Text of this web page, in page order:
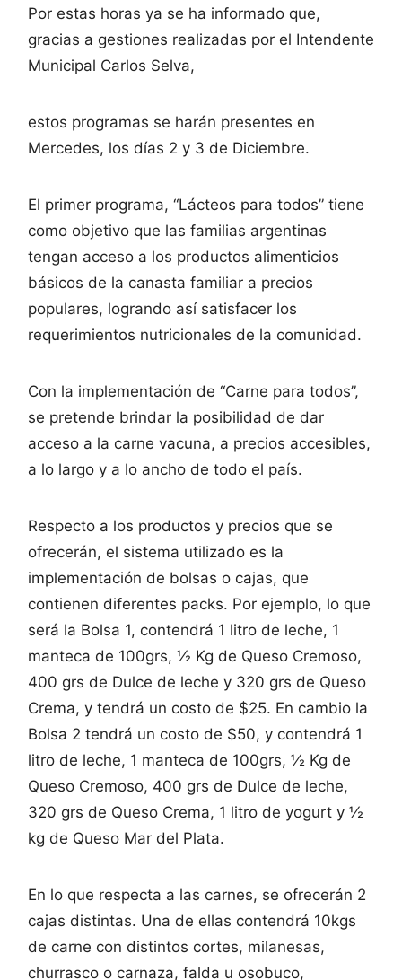
Por estas horas ya se ha informado que,
gracias a gestiones realizadas por el Intendente
Municipal Carlos Selva,
estos programas se harán presentes en
Mercedes, los días 2 y 3 de Diciembre.
El primer programa, “Lácteos para todos” tiene
como objetivo que las familias argentinas
tengan acceso a los productos alimenticios
básicos de la canasta familiar a precios
populares, logrando así satisfacer los
requerimientos nutricionales de la comunidad.
Con la implementación de “Carne para todos”,
se pretende brindar la posibilidad de dar
acceso a la carne vacuna, a precios accesibles,
a lo largo y a lo ancho de todo el país.
Respecto a los productos y precios que se
ofrecerán, el sistema utilizado es la
implementación de bolsas o cajas, que
contienen diferentes packs. Por ejemplo, lo que
será la Bolsa 1, contendrá 1 litro de leche, 1
manteca de 100grs, ½ Kg de Queso Cremoso,
400 grs de Dulce de leche y 320 grs de Queso
Crema, y tendrá un costo de $25. En cambio la
Bolsa 2 tendrá un costo de $50, y contendrá 1
litro de leche, 1 manteca de 100grs, ½ Kg de
Queso Cremoso, 400 grs de Dulce de leche,
320 grs de Queso Crema, 1 litro de yogurt y ½
kg de Queso Mar del Plata.
En lo que respecta a las carnes, se ofrecerán 2
cajas distintas. Una de ellas contendrá 10kgs
de carne con distintos cortes, milanesas,
churrasco o carnaza, falda u osobuco,